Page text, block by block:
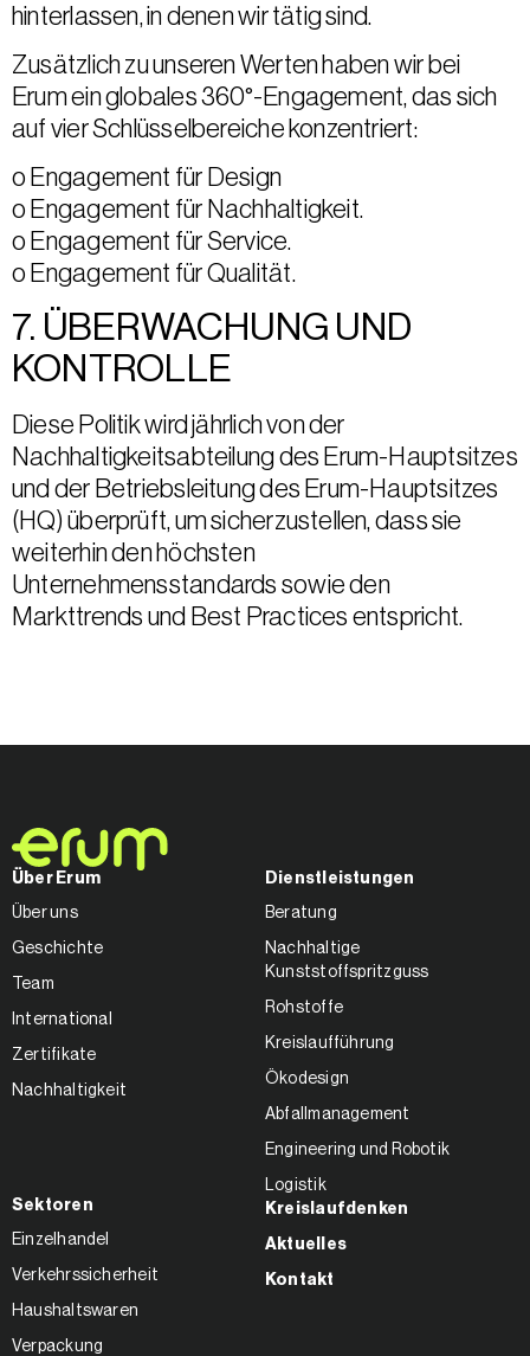
hinterlassen, in denen wir tätig sind.
Zusätzlich zu unseren Werten haben wir bei
Erum ein globales 360°-Engagement, das sich
auf vier Schlüsselbereiche konzentriert:
o Engagement für Design
o Engagement für Nachhaltigkeit.
o Engagement für Service.
o Engagement für Qualität.
7. ÜBERWACHUNG UND
KONTROLLE
Diese Politik wird jährlich von der
Nachhaltigkeitsabteilung des Erum-Hauptsitzes
und der Betriebsleitung des Erum-Hauptsitzes
(HQ) überprüft, um sicherzustellen, dass sie
weiterhin den höchsten
Unternehmensstandards sowie den
Markttrends und Best Practices entspricht.
Über Erum
Über uns
Geschichte
Team
International
Zertifikate
Nachhaltigkeit
Dienstleistungen
Beratung
Nachhaltige
Kunststoffspritzguss
Rohstoffe
Kreislaufführung
Ökodesign
Abfallmanagement
Engineering und Robotik
Logistik
Sektoren
Einzelhandel
Verkehrssicherheit
Haushaltswaren
Verpackung
Kreislaufdenken
Aktuelles
Kontakt